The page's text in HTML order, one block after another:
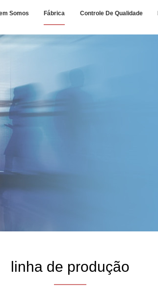
Somos Fábrica Controle De Qualidade
linha de produção